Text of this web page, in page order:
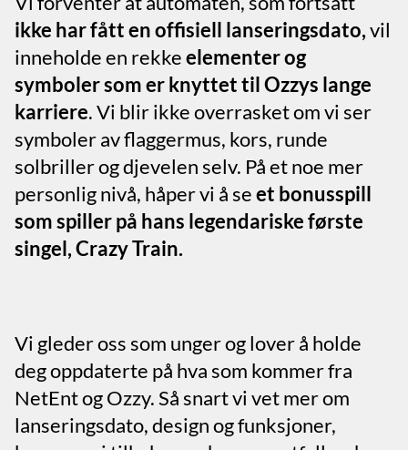
ikke har fått en offisiell lanseringsdato,vil
inneholde en rekkeelementer og
symboler som er knyttet til Ozzys lange
karriere. Vi blir ikke overrasket om vi ser
symboler av flaggermus, kors, runde
solbriller og djevelen selv. På et noe mer
personlig nivå, håper vi å seet bonusspill
som spiller på hans legendariske første
singel, Crazy Train.
Vi gleder oss som unger og lover å holde
deg oppdaterte på hva som kommer fra
NetEnt og Ozzy. Så snart vi vet mer om
lanseringsdato, design og funksjoner,